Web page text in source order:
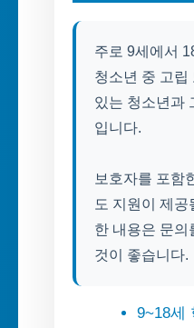
주로 9세에서
청소년 중 고립
있는 청소년과
입니다.
보호자를 포함
도 지원이 제공
한 내용은 문의
것이 좋습니다.
9~18세